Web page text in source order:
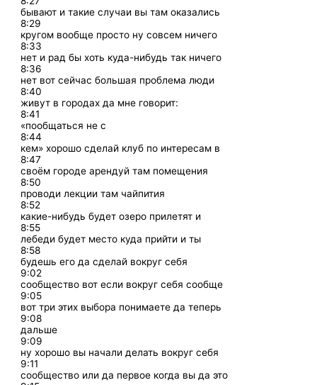
бывают и такие случаи вы там оказались
8:29
кругом вообще просто ну совсем ничего
8:33
нет и рад бы хоть куда-нибудь так ничего
8:36
нет вот сейчас большая проблема люди
8:40
живут в городах да мне говорит:
8:41
«пообщаться не с
8:44
кем» хорошо сделай клуб по интересам в
8:47
своём городе арендуй там помещения
8:50
проводи лекции там чайпития
8:52
какие-нибудь будет озеро прилетят и
8:55
лебеди будет место куда прийти и ты
8:58
будешь его да сделай вокруг себя
9:02
сообщество вот если вокруг себя сообще
9:05
вот три этих выбора понимаете да теперь
9:08
дальше
9:09
ну хорошо вы начали делать вокруг себя
9:11
сообщество или да первое когда вы да это